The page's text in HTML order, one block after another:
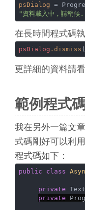
psDialog =
"資料載入中，請稍
在長時間程式碼
psDialog .dismiss
更詳細的資料請看
範例程式
我在另外一篇文
式碼剛好可以利
程式碼如下：
public class
private
private